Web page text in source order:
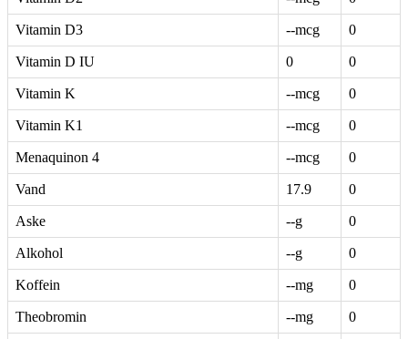
Vitamin D3 --mcg 0
Vitamin D IU 0 0
Vitamin K --mcg 0
Vitamin K1 --mcg 0
Menaquinon 4 --mcg 0
Vand 17.9 0
Aske --g 0
Alkohol --g 0
Koffein --mg 0
Theobromin --mg 0